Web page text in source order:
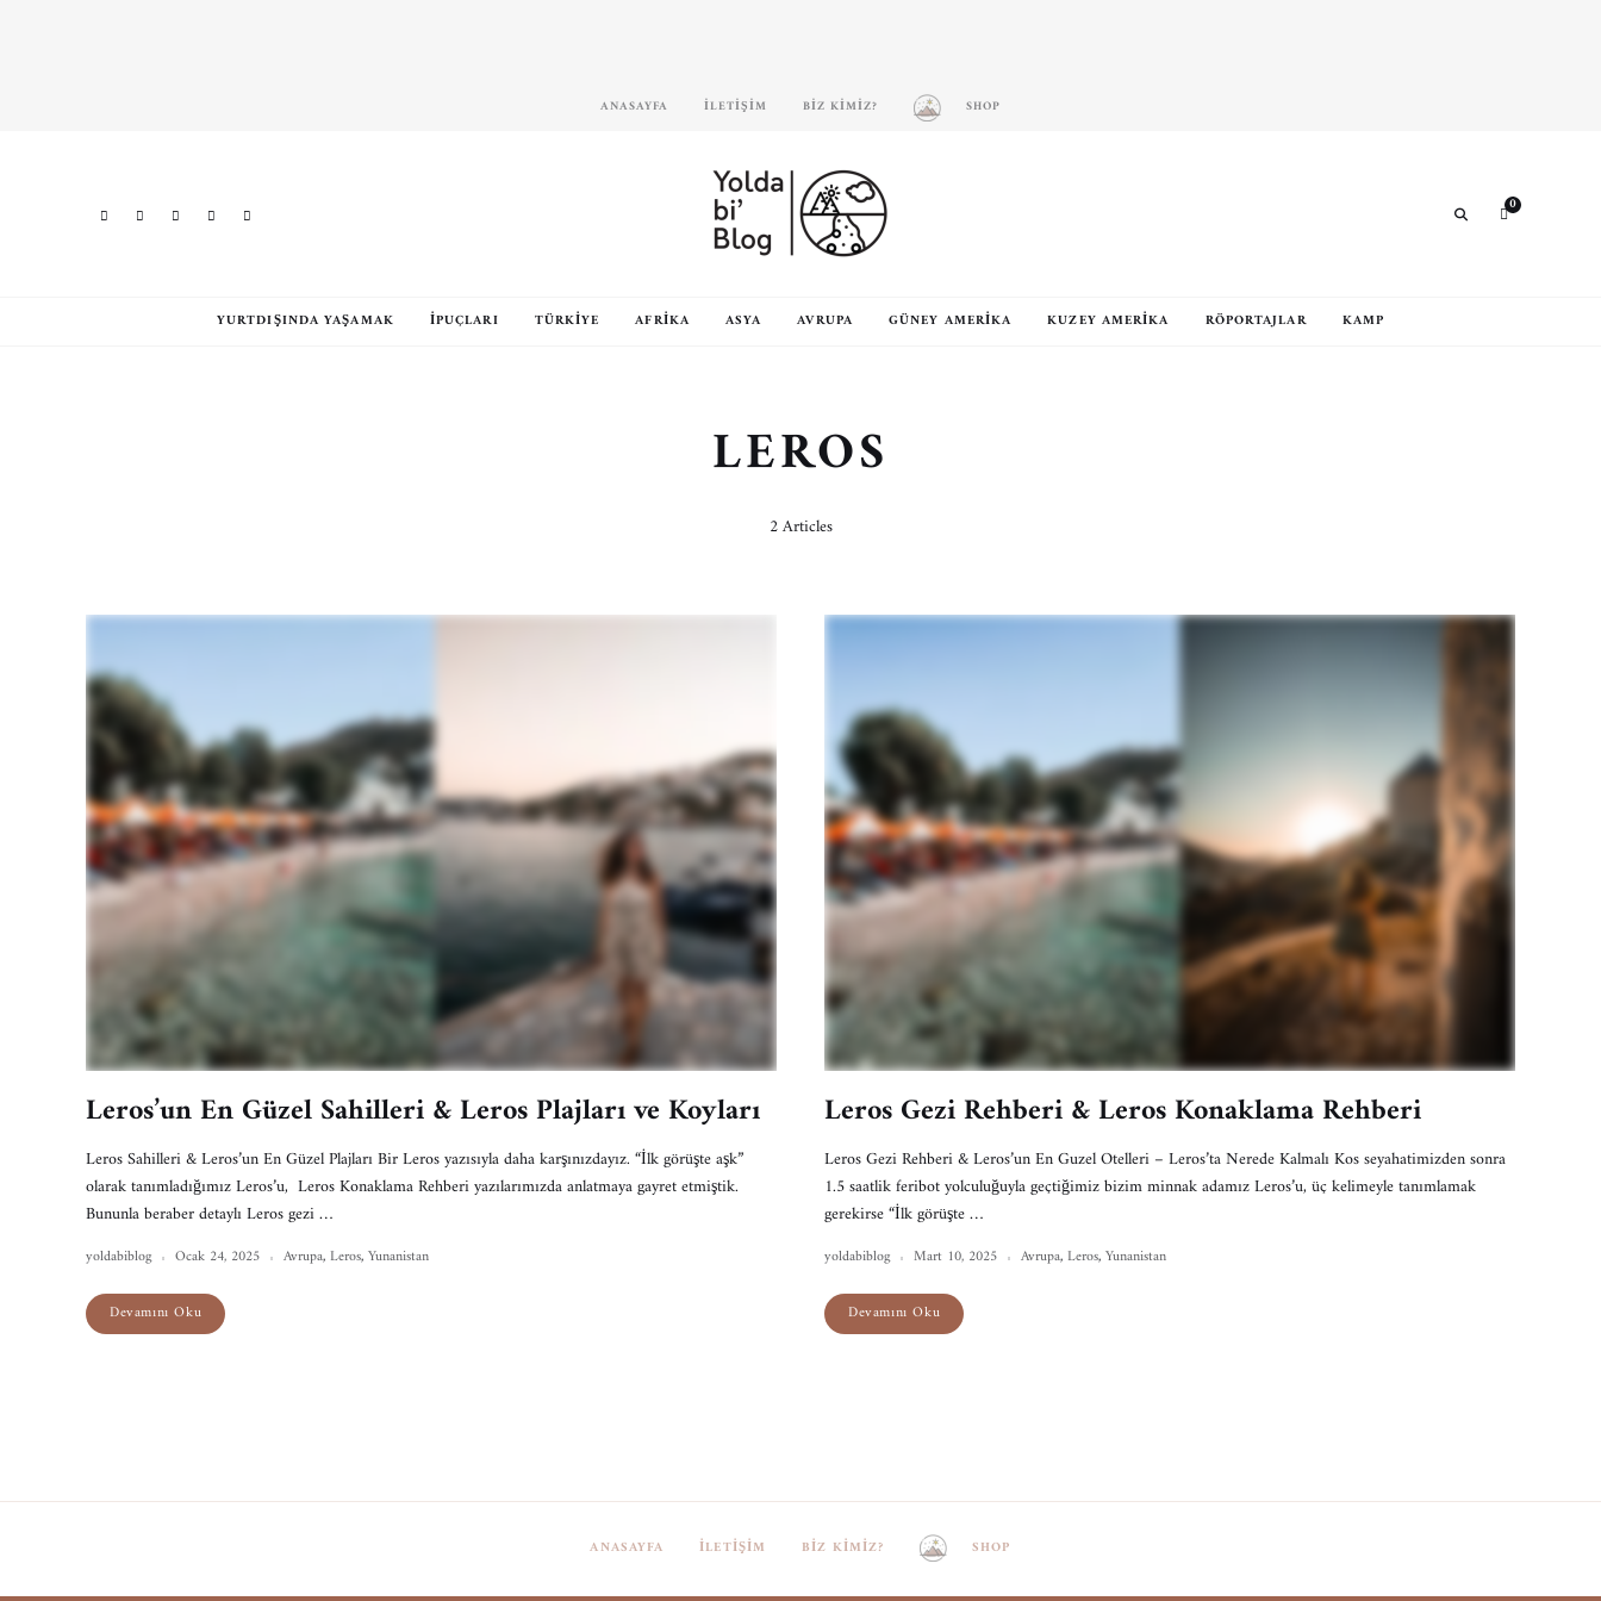
ANASAYFA İLETIŞIM BIZ KIMIZ? SHOP
0
YURTDIŞINDA YAŞAMAK İPUÇLARI TÜRKIYE AFRIKA ASYA AVRUPA GÜNEY AMERIKA KUZEY AMERIKA RÖPORTAJLAR KAMP
LEROS
2 Articles
Leros’un En Güzel Sahilleri & Leros Plajları ve Koyları
Leros Sahilleri & Leros’un En Güzel Plajları Bir Leros yazısıyla daha karşınızdayız. “İlk görüşte aşk”
olarak tanımladığımız Leros’u, Leros Konaklama Rehberi yazılarımızda anlatmaya gayret etmiştik.
Bununla beraber detaylı Leros gezi …
yoldabiblog Ocak 24, 2025 Avrupa,Leros,Yunanistan
Devamını Oku
Leros Gezi Rehberi & Leros Konaklama Rehberi
Leros Gezi Rehberi & Leros’un En Guzel Otelleri – Leros’ta Nerede Kalmalı Kos seyahatimizden sonra
1.5 saatlik feribot yolculuğuyla geçtiğimiz bizim minnak adamız Leros’u, üç kelimeyle tanımlamak
gerekirse “İlk görüşte …
yoldabiblog Mart 10, 2025 Avrupa,Leros,Yunanistan
Devamını Oku
ANASAYFA İLETIŞIM BIZ KIMIZ? SHOP